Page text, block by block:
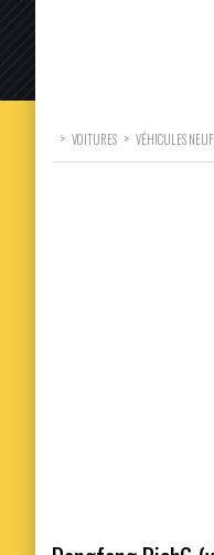
> VOITURES > VÉHICULES